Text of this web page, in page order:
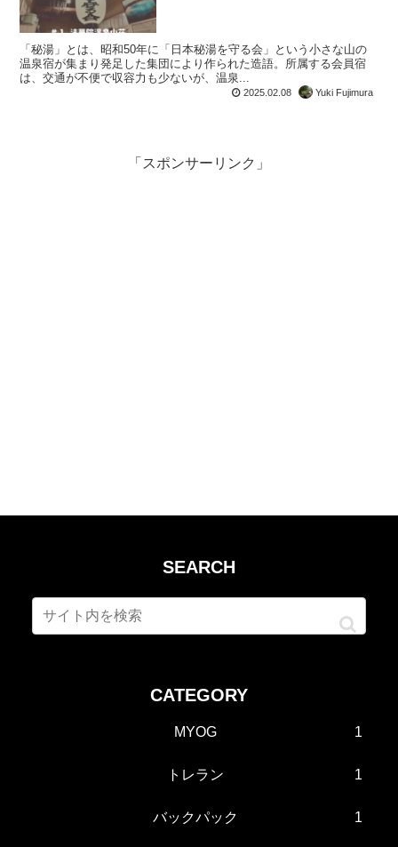
「秘湯」とは、昭和50年に「日本秘湯を守る会」という小さな山の
温泉宿が集まり発足した集団により作られた造語。所属する会員宿
は、交通が不便で収容力も少ないが、温泉...
2025.02.08 Yuki Fujimura
「スポンサーリンク」
SEARCH
CATEGORY
MYOG 1
トレラン 1
バックパック 1